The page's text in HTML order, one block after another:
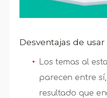
Desventajas de usar
Los temas al
parecen entre
resultado que